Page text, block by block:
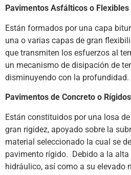
Pavimentos Asfálticos o Flexibles
Están formados por una capa
una o varias capas de gran
que transmiten los esfuerzos al
un mecanismo de disipación de
disminuyendo con la profundidad.
Pavimentos de Concreto o Rígidos
Están constituidos por una losa
gran rigidez, apoyado sobre la
material seleccionado la cual se
pavimento rígido. Debido a la alta
hidráulico, así como a su elevado